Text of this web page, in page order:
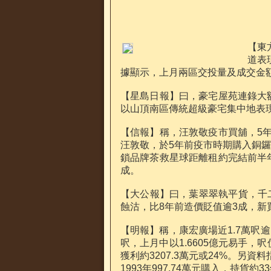
【
道表
據顯示，上月兩區交投量及成交金
【星島日報】曰，豪宅屋苑連錄
以山頂南區傳統超級豪宅集中地
【信報】稱，汪敦敬疫市買舖，
汪敦敬，於5年前疫市時期購入銅
鎖品牌茶救星球距離租約完結前
成。
【大公報】曰，葉翠翠執平貨，
蝕沽，比8年前造價貶值逾3成，
【明報】稱，康宏廣場近1.7萬呎
呎，上月中以1.6605億元易手，
獲利約3207.3萬元或24%。另資
1993年997.74萬元購入，持貨約